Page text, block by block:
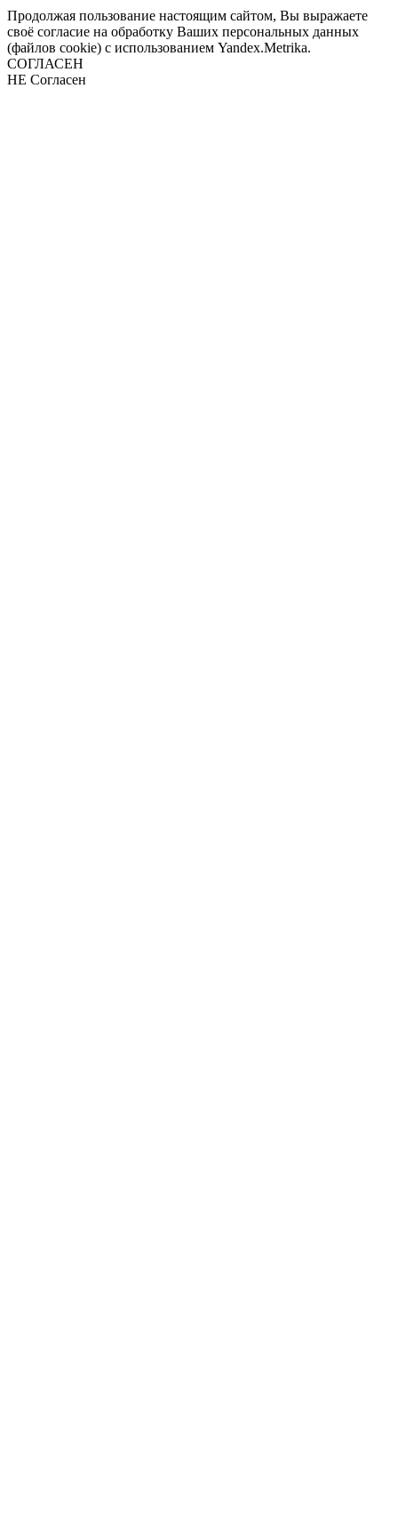
Продолжая пользование настоящим сайтом, Вы выражаете
своё согласие на обработку Ваших персональных данных
(файлов cookie) с использованием Yandex.Metrika.
СОГЛАСЕН
НЕ Согласен